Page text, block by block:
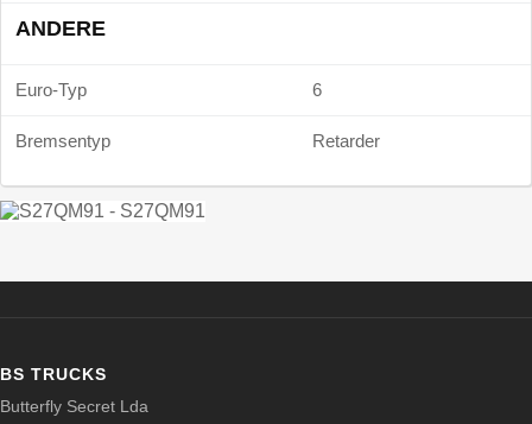
ANDERE
Euro-Typ 6
Bremsentyp Retarder
BS TRUCKS
Butterfly Secret Lda